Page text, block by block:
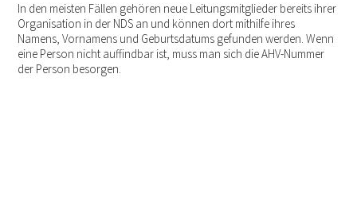
In den meisten Fällen gehören neue Leitungsmitglieder bereits ihrer
Organisation in der NDS an und können dort mithilfe ihres
Namens, Vornamens und Geburtsdatums gefunden werden. Wenn
eine Person nicht auffindbar ist, muss man sich die AHV-Nummer
der Person besorgen.